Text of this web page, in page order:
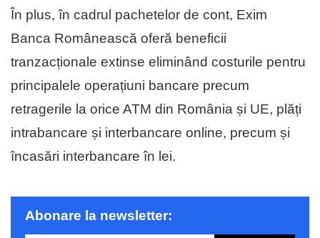
În plus, în cadrul pachetelor de cont, Exim
Banca Românească oferă beneficii
tranzacționale extinse eliminând costurile pentru
principalele operațiuni bancare precum
retragerile la orice ATM din România și UE, plăți
intrabancare și interbancare online, precum și
încasări interbancare în lei.
Abonare la newsletter: